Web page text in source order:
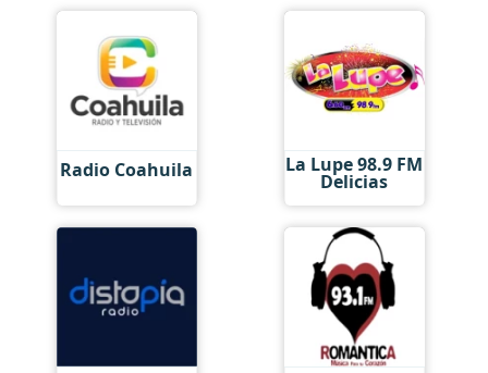
Radio Coahuila La Lupe 98.9 FM
Delicias